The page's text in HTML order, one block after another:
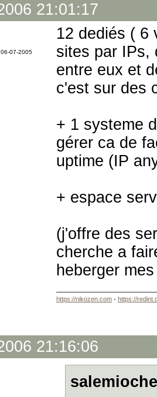
21:01:17
07-2005
12 dediés ( 6
sites par IPs,
entre eux et
c'est sur des
+ 1 systeme
gérer ca de
uptime (IP
+ espace
(j'offre des
cherche a
heberger
https://nikozen.com - https://
21:16:06